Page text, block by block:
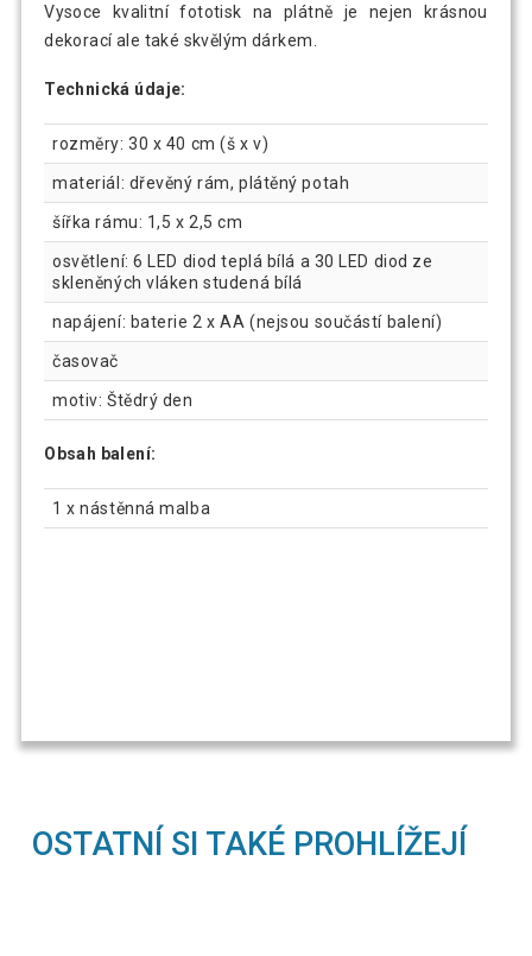
Vysoce kvalitní fototisk na plátně je nejen krásnou
dekorací ale také skvělým dárkem.
Technická údaje:
rozměry: 30 x 40 cm (š x v)
materiál: dřevěný rám, plátěný potah
šířka rámu: 1,5 x 2,5 cm
osvětlení: 6 LED diod teplá bílá a 30 LED diod ze
skleněných vláken studená bílá
napájení: baterie 2 x AA (nejsou součástí balení)
časovač
motiv: Štědrý den
Obsah balení:
1 x nástěnná malba
OSTATNÍ SI TAKÉ PROHLÍŽEJÍ